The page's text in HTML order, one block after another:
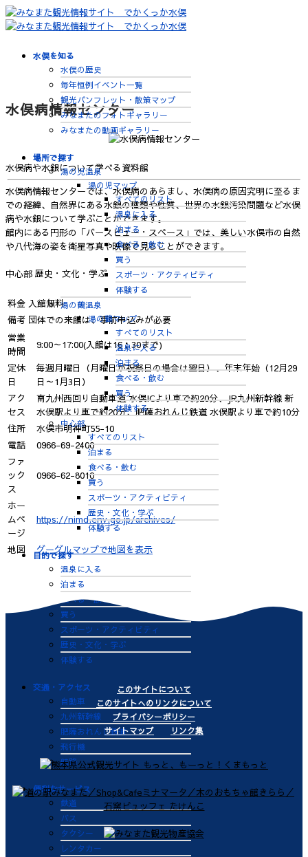
水俣を知る
水俣の歴史
毎年恒例イベント一覧
観光パンフレット・散策マップ
みなまたのフォトギャラリー
みなまたの動画ギャラリー
場所で探す
湯の児温泉
湯の児マップ
すべてのリスト
温泉に入る
泊まる
食べる・飲む
買う
スポーツ・アクティビティ
体験する
湯の鶴温泉
湯の鶴マップ
すべてのリスト
温泉に入る
泊まる
食べる・飲む
買う
体験する
中心部
すべてのリスト
泊まる
食べる・飲む
買う
スポーツ・アクティビティ
歴史・文化・学ぶ
体験する
目的で探す
温泉に入る
泊まる
食べる・飲む
買う
スポーツ・アクティビティ
歴史・文化・学ぶ
体験する
交通・アクセス
自動車
九州新幹線
肥薩おれんじ鉄道
飛行機
航路
便利なサービス
鉄道
バス
タクシー
レンタカー
水俣病情報センター
水俣病や水銀について学べる資料館
水俣病情報センターでは、水俣病のあらまし、水俣病の原因究明に至るま
での経緯、自然界にある水銀の種類や性質、世界の水銀汚染問題など水俣
病や水銀について学ぶことができます。
館内にある円形の「バースビュー・スペース」では、美しい水俣市の自然
や八代海の姿を衛星写真や映像で見ることができます。
中心部 歴史・文化・学ぶ
料金 入館無料
備考 団体での来館は、事前申込みが必要
営業
時間
9:00～17:00(入館は16：30まで)
定休
日
毎週月曜日（月曜日が祝祭日の場合は翌日）、年末年始（12月29
日～1月3日）
アク
セス
南九州西回り自動車道 水俣ICより車で約20分、JR九州新幹線 新
水俣駅より車で約20分、肥薩おれんじ鉄道 水俣駅より車で約10分
住所
水俣市明神町55-10
電話
0966-69-2400
ファ
ック
ス
0966-62-8010
ホー
ムペ
ージ
https://nimd.env.go.jp/archives/
地図 グーグルマップで地図を表示
このサイトについて
このサイトへのリンクについて
プライバシーポリシー
サイトマップ
リンク集